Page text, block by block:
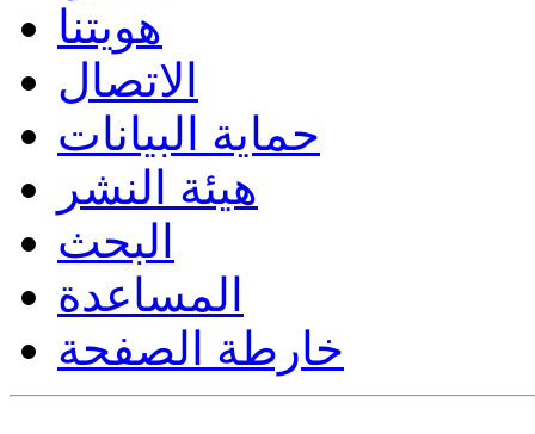
هويتنا
الاتصال
حماية البيانات
هيئة النشر
البحث
المساعدة
خارطة الصفحة